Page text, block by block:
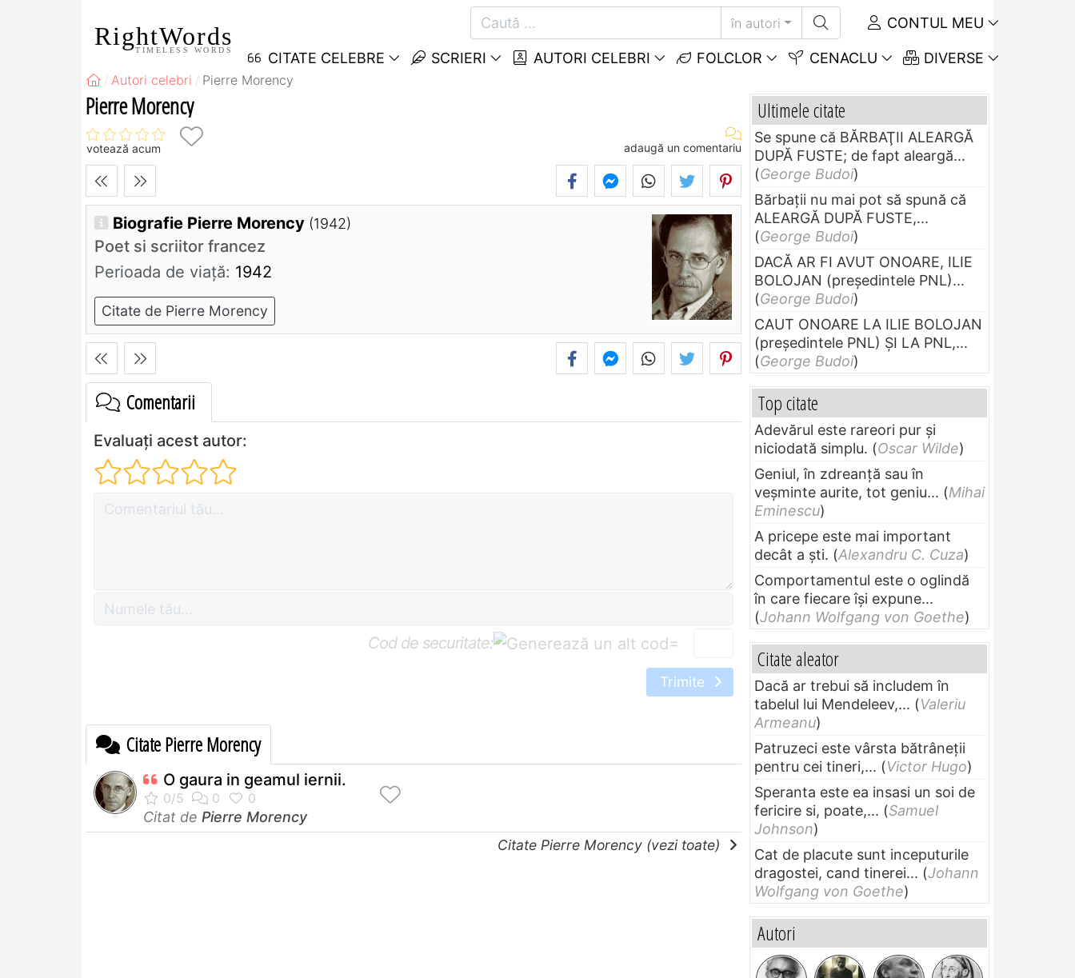
RightWords
TIMELESS WORDS
în autori CONTUL MEU
CITATE CELEBRE SCRIERI AUTORI CELEBRI FOLCLOR CENACLU DIVERSE
Autori celebri Pierre Morency
Pierre Morency
votează acum adaugă un comentariu
Biografie Pierre Morency (1942)
Poet si scriitor francez
Perioada de viaţă: 1942
Citate de Pierre Morency
Comentarii
Evaluați acest autor:
Cod de securitate: =
Trimite
Citate Pierre Morency
O gaura in geamul iernii.
Citat de Pierre Morency
Citate Pierre Morency (vezi toate)
Ultimele citate
Se spune că BĂRBAŢII ALEARGĂ
DUPĂ FUSTE; de fapt aleargă...
(George Budoi)
Bărbaţii nu mai pot să spună că
ALEARGĂ DUPĂ FUSTE,...
(George Budoi)
DACĂ AR FI AVUT ONOARE, ILIE
BOLOJAN (preşedintele PNL)...
(George Budoi)
CAUT ONOARE LA ILIE BOLOJAN
(preşedintele PNL) ŞI LA PNL,...
(George Budoi)
Top citate
Adevărul este rareori pur și
niciodată simplu. (Oscar Wilde)
Geniul, în zdreanţă sau în
veşminte aurite, tot geniu... (Mihai
Eminescu)
A pricepe este mai important
decât a ști. (Alexandru C. Cuza)
Comportamentul este o oglindă
în care fiecare își expune...
(Johann Wolfgang von Goethe)
Citate aleator
Dacă ar trebui să includem în
tabelul lui Mendeleev,... (Valeriu
Armeanu)
Patruzeci este vârsta bătrâneții
pentru cei tineri,... (Victor Hugo)
Speranta este ea insasi un soi de
fericire si, poate,... (Samuel
Johnson)
Cat de placute sunt inceputurile
dragostei, cand tinerei... (Johann
Wolfgang von Goethe)
Autori